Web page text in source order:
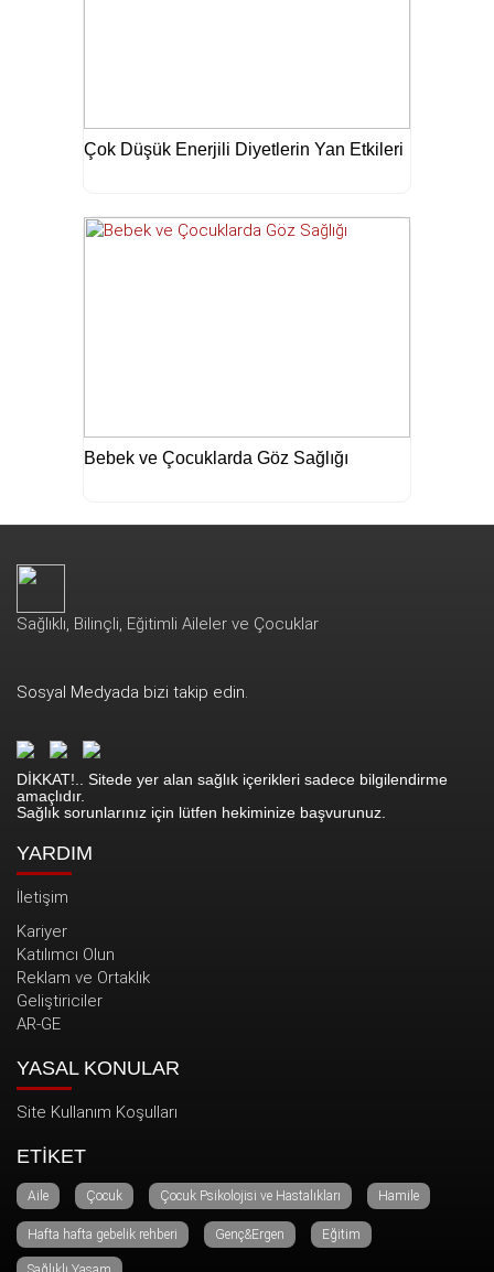
Çok Düşük Enerjili Diyetlerin Yan Etkileri
Bebek ve Çocuklarda Göz Sağlığı
Sağlıklı, Bilinçli, Eğitimli Aileler ve Çocuklar
Sosyal Medyada bizi takip edin.
DİKKAT!.. Sitede yer alan sağlık içerikleri sadece bilgilendirme
amaçlıdır.
Sağlık sorunlarınız için lütfen hekiminize başvurunuz.
YARDIM
İletişim
Kariyer
Katılımcı Olun
Reklam ve Ortaklık
Geliştiriciler
AR-GE
YASAL KONULAR
Site Kullanım Koşulları
ETİKET
Aile Çocuk Çocuk Psikolojisi ve Hastalıkları Hamile
Hafta hafta gebelik rehberi Genç&Ergen Eğitim